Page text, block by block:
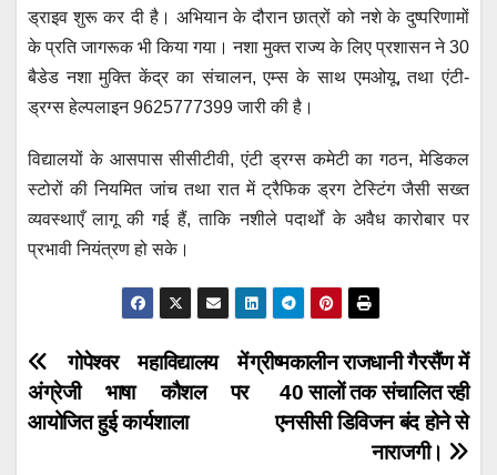
ड्राइव शुरू कर दी है। अभियान के दौरान छात्रों को नशे के दुष्परिणामों
के प्रति जागरूक भी किया गया। नशा मुक्त राज्य के लिए प्रशासन ने 30
बैडेड नशा मुक्ति केंद्र का संचालन, एम्स के साथ एमओयू, तथा एंटी-
ड्रग्स हेल्पलाइन 9625777399 जारी की है।
विद्यालयों के आसपास सीसीटीवी, एंटी ड्रग्स कमेटी का गठन, मेडिकल
स्टोरों की नियमित जांच तथा रात में ट्रैफिक ड्रग टेस्टिंग जैसी सख्त
व्यवस्थाएँ लागू की गई हैं, ताकि नशीले पदार्थों के अवैध कारोबार पर
प्रभावी नियंत्रण हो सके।
Post
navigation
ग्रीष्मकालीन राजधानी गैरसैंण में
40 सालों तक संचालित रही
एनसीसी डिविजन बंद होने से
नाराजगी।
गोपेश्वर महाविद्यालय में
अंग्रेजी भाषा कौशल पर
आयोजित हुई कार्यशाला